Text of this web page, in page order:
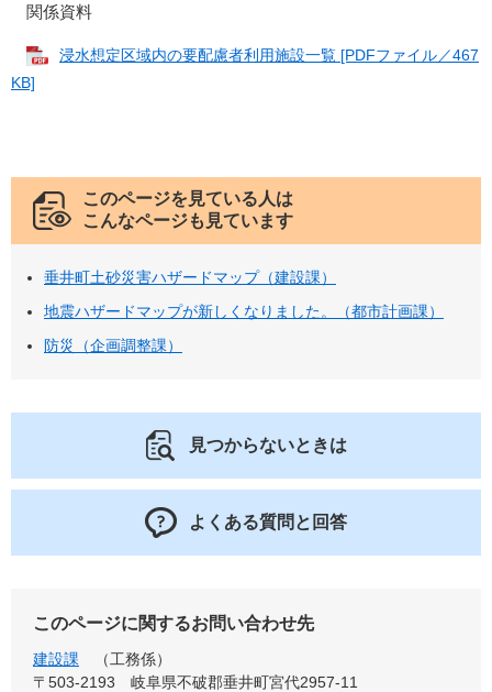
関係資料
浸水想定区域内の要配慮者利用施設一覧 [PDFファイル／467
KB]
このページを見ている人は
こんなページも見ています
垂井町土砂災害ハザードマップ（建設課）
地震ハザードマップが新しくなりました。（都市計画課）
防災（企画調整課）
見つからないときは
よくある質問と回答
このページに関するお問い合わせ先
建設課
工務係
〒503-2193
岐阜県不破郡垂井町宮代2957-11